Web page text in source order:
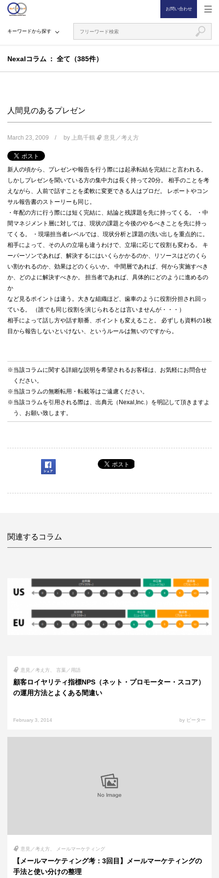
お問い合わせ
Nexalコラム 全て（385件）
キーワードから探す
人間見のあるプレゼン
March 23, 2009 by 上島千鶴 意見／考え方
新人の頃から、プレゼンや報告を行う際には起承転結を完結にと言われる。
しかしプレゼンを聞いている方の集中力は長く持って20分。 相手のことを考
えながら、人前で話すことを柔軟に変更できる人はプロだ。 レポートやコン
サル報告書のストーリーも同じ。
・年配の方に行う際には短く完結に、結論と残課題を先に持ってくる。 ・中
間マネジメント層に対しては、現状の課題と今後のやるべきことを先に持っ
てくる。 ・現場担当者レベルでは、現状分析と課題の洗い出しを重点的に。
相手によって、その人の立場も違うわけで、立場に応じて役割も変わる。 キ
ーパーソンであれば、解決するにはいくらかかるのか、リソースはどのくら
い割かれるのか、効果はどのくらいか。 中間層であれば、何から実施すべき
か、どのよに解決すべきか。 担当者であれば、具体的にどのように進めるの
か
など見るポイントは違う。大きな組織ほど、歯車のように役割分担され回っ
ている。 （誰でも同じ役割を演じられるとは言いませんが・・・）
相手によって話し方や話す順番、ポイントも変えること。 必ずしも資料の1枚
目から報告しないといけない、というルールは無いのですから。
※当該コラムに関する詳細な説明を希望されるお客様は、お気軽にお問合せ
ください。
※当該コラムの無断転用・転載等はご遠慮ください。
※当該コラムを引用される際は、出典元（Nexal,Inc.）を明記して頂きますよ
う、お願い致します。
関連するコラム
意見／考え方 言葉／用語
顧客ロイヤリティ指標NPS（ネット・プロモーター・スコア）
の運用方法とよくある間違い
February 3, 2014 by ピーター
意見／考え方 メールマーケティング
【メールマーケティング考：3回目】メールマーケティングの
手法と使い分けの整理